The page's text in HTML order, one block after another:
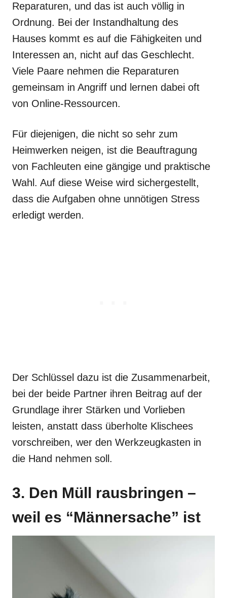
Reparaturen, und das ist auch völlig in
Ordnung. Bei der Instandhaltung des
Hauses kommt es auf die Fähigkeiten und
Interessen an, nicht auf das Geschlecht.
Viele Paare nehmen die Reparaturen
gemeinsam in Angriff und lernen dabei oft
von Online-Ressourcen.
Für diejenigen, die nicht so sehr zum
Heimwerken neigen, ist die Beauftragung
von Fachleuten eine gängige und praktische
Wahl. Auf diese Weise wird sichergestellt,
dass die Aufgaben ohne unnötigen Stress
erledigt werden.
Der Schlüssel dazu ist die Zusammenarbeit,
bei der beide Partner ihren Beitrag auf der
Grundlage ihrer Stärken und Vorlieben
leisten, anstatt dass überholte Klischees
vorschreiben, wer den Werkzeugkasten in
die Hand nehmen soll.
3. Den Müll rausbringen –
weil es “Männersache” ist